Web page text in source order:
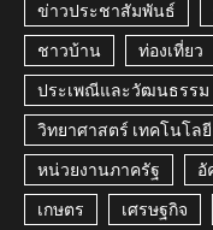
ข่าวประชาสัมพันธ์
ชาวบ้าน ท่องเที่ยว
ประเพณีและวัฒนธรรม
วิทยาศาสตร์ เทคโนโล
หน่วยงานภาครัฐ อั
เกษตร เศรษฐกิจ